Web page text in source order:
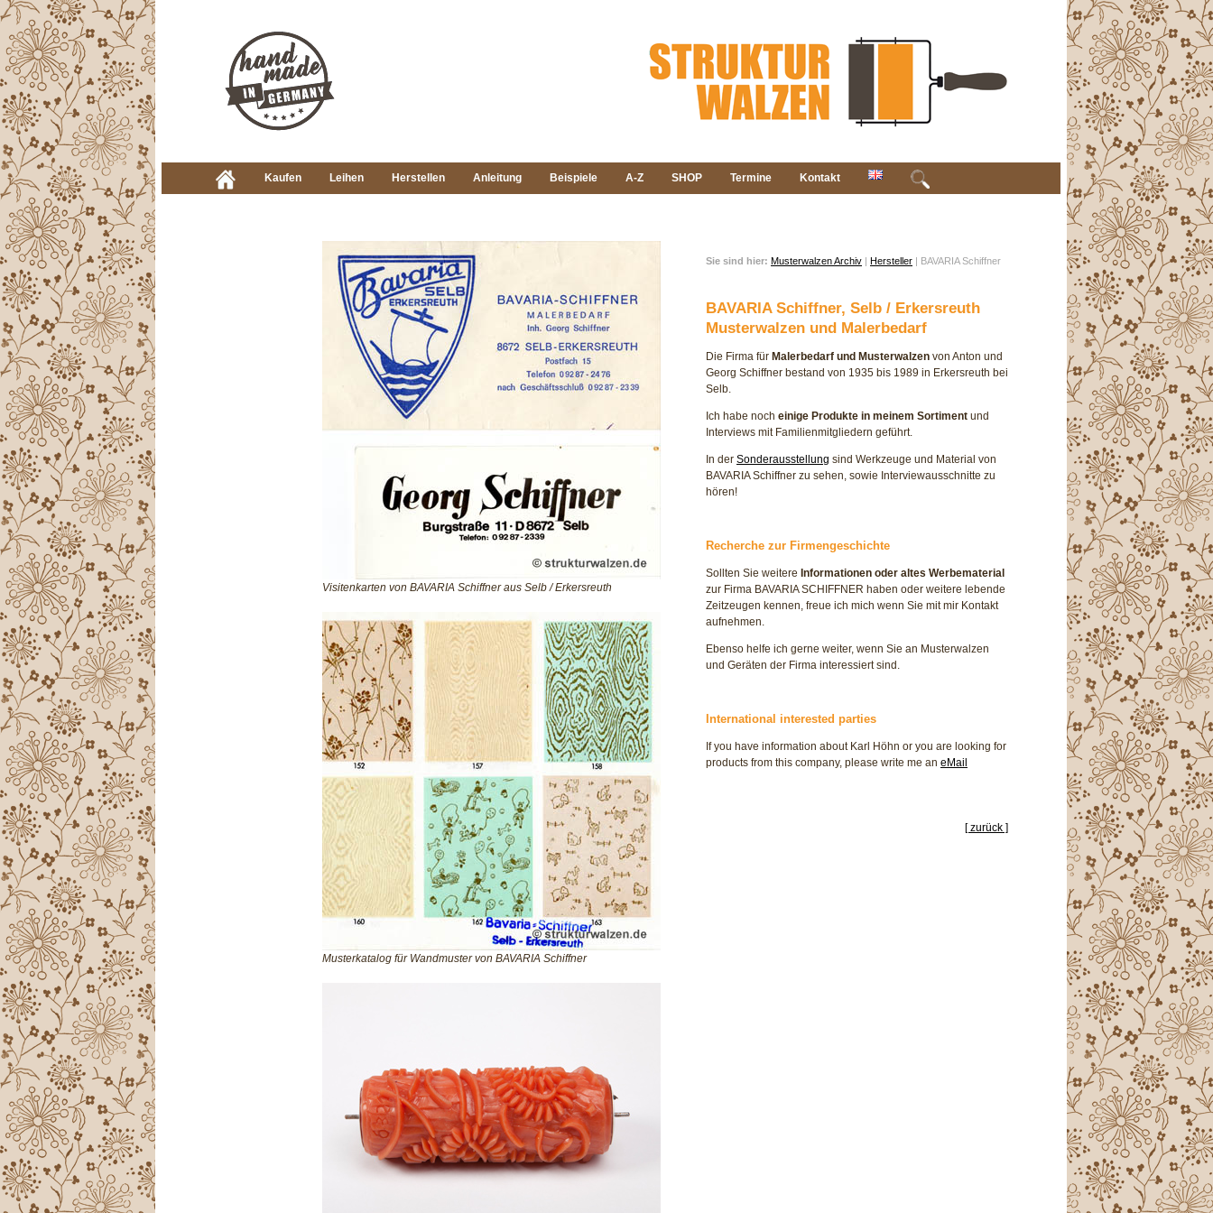
Kaufen Leihen Herstellen Anleitung Beispiele A-Z SHOP Termine Kontakt
Visitenkarten von BAVARIA Schiffner aus Selb / Erkersreuth
Musterkatalog für Wandmuster von BAVARIA Schiffner
Sie sind hier: Musterwalzen Archiv | Hersteller | BAVARIA Schiffner
BAVARIA Schiffner, Selb / Erkersreuth
Musterwalzen und Malerbedarf
Die Firma für Malerbedarf und Musterwalzen von Anton und
Georg Schiffner bestand von 1935 bis 1989 in Erkersreuth bei
Selb.
Ich habe noch einige Produkte in meinem Sortiment und
Interviews mit Familienmitgliedern geführt.
In der Sonderausstellung sind Werkzeuge und Material von
BAVARIA Schiffner zu sehen, sowie Interviewausschnitte zu
hören!
Recherche zur Firmengeschichte
Sollten Sie weitere Informationen oder altes Werbematerial
zur Firma BAVARIA SCHIFFNER haben oder weitere lebende
Zeitzeugen kennen, freue ich mich wenn Sie mit mir Kontakt
aufnehmen.
Ebenso helfe ich gerne weiter, wenn Sie an Musterwalzen
und Geräten der Firma interessiert sind.
International interested parties
If you have information about Karl Höhn or you are looking for
products from this company, please write me an eMail
[ zurück ]